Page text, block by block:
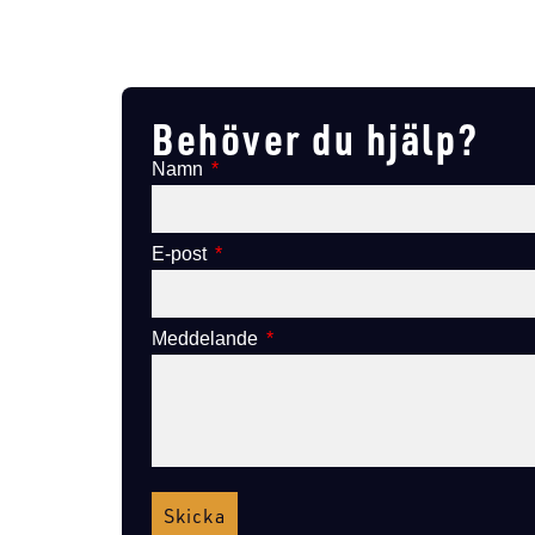
Behöver du hjälp?
Namn
E-post
Meddelande
Skicka